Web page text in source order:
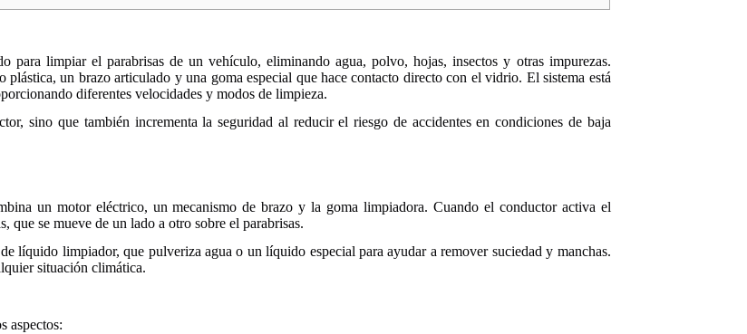
para limpiar el parabrisas de un vehículo, eliminando agua, polvo, hojas, insectos y otras impurezas.
plástica, un brazo articulado y una goma especial que hace contacto directo con el vidrio. El sistema está
diferentes velocidades y modos de limpieza.
sino que también incrementa la seguridad al reducir el riesgo de accidentes en condiciones de baja
un motor eléctrico, un mecanismo de brazo y la goma limpiadora. Cuando el conductor activa el
que se mueve de un lado a otro sobre el parabrisas.
líquido limpiador, que pulveriza agua o un líquido especial para ayudar a remover suciedad y manchas.
situación climática.
aspectos: